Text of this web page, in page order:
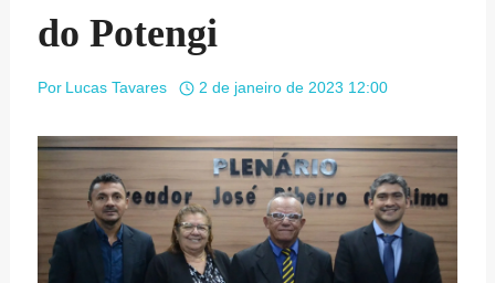
do Potengi
Por Lucas Tavares 2 de janeiro de 2023 12:00